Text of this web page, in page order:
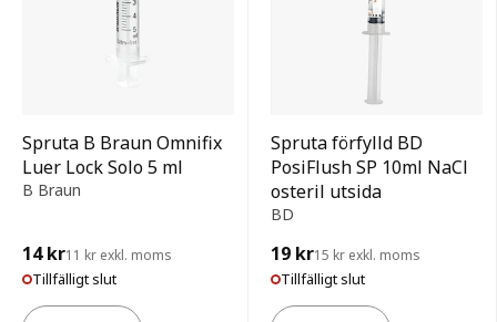
Spruta B Braun Omnifix
Luer Lock Solo 5 ml
B Braun
14 kr11 kr exkl. moms
Tillfälligt slut
Spruta förfylld BD
PosiFlush SP 10ml NaCl
osteril utsida
BD
19 kr15 kr exkl. moms
Tillfälligt slut